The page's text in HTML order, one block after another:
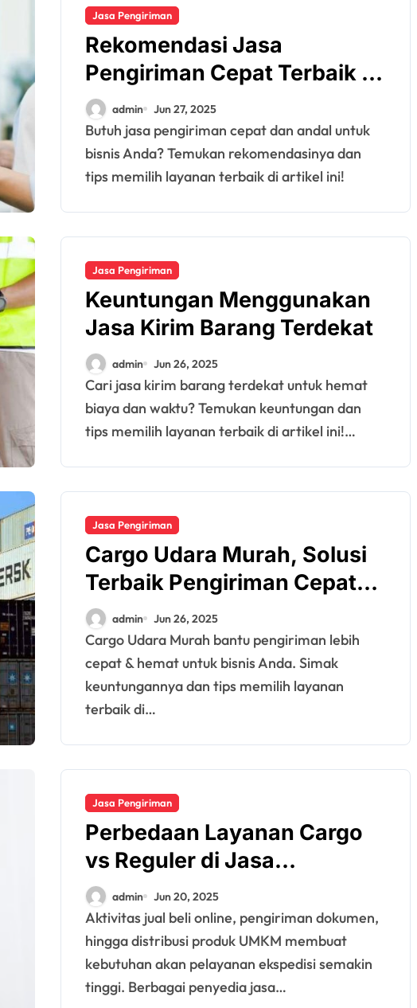
Jasa Pengiriman
Rekomendasi Jasa
Pengiriman Cepat Terbaik di
Indonesia
admin Jun 27, 2025
Butuh jasa pengiriman cepat dan andal untuk
bisnis Anda? Temukan rekomendasinya dan
tips memilih layanan terbaik di artikel ini!
Jasa Pengiriman
Keuntungan Menggunakan
Jasa Kirim Barang Terdekat
admin Jun 26, 2025
Cari jasa kirim barang terdekat untuk hemat
biaya dan waktu? Temukan keuntungan dan
tips memilih layanan terbaik di artikel ini!…
Jasa Pengiriman
Cargo Udara Murah, Solusi
Terbaik Pengiriman Cepat
dan Hemat
admin Jun 26, 2025
Cargo Udara Murah bantu pengiriman lebih
cepat & hemat untuk bisnis Anda. Simak
keuntungannya dan tips memilih layanan
terbaik di…
Jasa Pengiriman
Perbedaan Layanan Cargo
vs Reguler di Jasa
Pengiriman Antar Kota
admin Jun 20, 2025
Aktivitas jual beli online, pengiriman dokumen,
hingga distribusi produk UMKM membuat
kebutuhan akan pelayanan ekspedisi semakin
tinggi. Berbagai penyedia jasa…